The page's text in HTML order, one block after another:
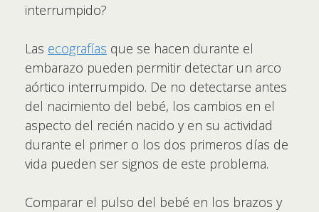
interrumpido?
Las ecografías que se hacen durante el
embarazo pueden permitir detectar un arco
aórtico interrumpido. De no detectarse antes
del nacimiento del bebé, los cambios en el
aspecto del recién nacido y en su actividad
durante el primer o los dos primeros días de
vida pueden ser signos de este problema.
Comparar el pulso del bebé en los brazos y